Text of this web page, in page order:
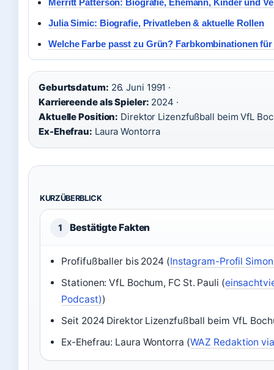
Merritt Patterson: Biografie, Ehemann, Kinder und
Julia Simic: Biografie, Privatleben & aktuelle Rollen
Welche Farbe passt zu Grün? Farbkombinationen
Geburtsdatum: 26. Juni 1991 ·
Karriereende als Spieler: 2024 ·
Aktuelle Position: Direktor Lizenzfußball beim VfL
Ex-Ehefrau: Laura Wontorra
KURZÜBERBLICK
1 Bestätigte Fakten
Profifußballer bis 2024 (Instagram-Profil
Stationen: VfL Bochum, FC St. Pauli (
Podcast))
Seit 2024 Direktor Lizenzfußball beim VfL
Ex-Ehefrau: Laura Wontorra (WAZ Redaktion